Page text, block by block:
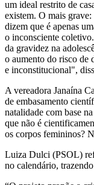
um ideal restrito de
existem. O mais
dizem que é apenas
o inconsciente
da gravidez na
o aumento do risco de
e inconstitucional",
A vereadora Janaína
de embasamento
natalidade com base
que não é
os corpos femininos?
Luiza Dulci (PSOL)
no calendário,